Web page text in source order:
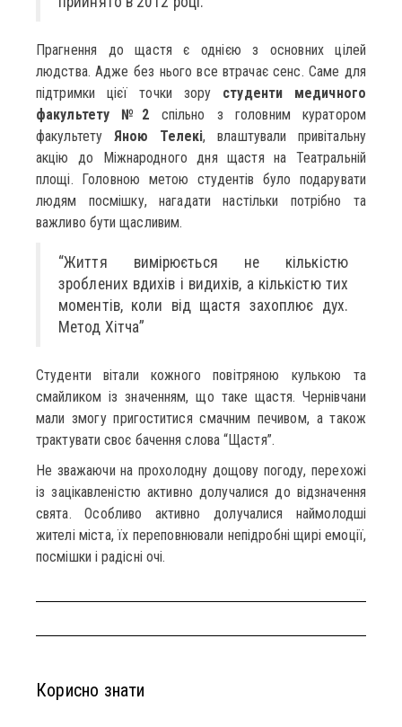
Прагнення до щастя є однією з основних цілей
людства. Адже без нього все втрачає сенс. Саме для
підтримки цієї точки зору студенти медичного
факультету №2 спільно з головним куратором
факультету Яною Телекі, влаштували привітальну
акцію до Міжнародного дня щастя на Театральній
площі. Головною метою студентів було подарувати
людям посмішку, нагадати настільки потрібно та
важливо бути щасливим.
“Життя вимірюється не кількістю
зроблених вдихів і видихів, а кількістю тих
моментів, коли від щастя захоплює дух.
Метод Хітча”
Студенти вітали кожного повітряною кулькою та
смайликом із значенням, що таке щастя. Чернівчани
мали змогу пригоститися смачним печивом, а також
трактувати своє бачення слова “Щастя”.
Не зважаючи на прохолодну дощову погоду, перехожі
із зацікавленістю активно долучалися до відзначення
свята. Особливо активно долучалися наймолодші
жителі міста, їх переповнювали непідробні щирі емоції,
посмішки і радісні очі.
Корисно знати